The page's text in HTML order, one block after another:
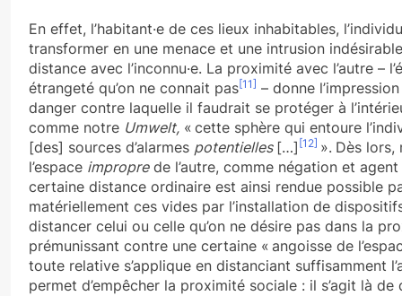
En effet, l’habitant·e de ces lieux inhabitables,
transformer en une menace et une intrusion
distance avec l’inconnu·e. La proximité avec l’autre –
étrangeté qu’on ne connait pas[11] – donne
danger contre laquelle il faudrait se protéger à
comme notre Umwelt, « cette sphère qui entoure
[des] sources d’alarmes potentielles […] [12] ». Dès lors,
l’espace improprede l’autre, comme négation et
certaine distance ordinaire est ainsi rendue possible
matériellement ces vides par l’installation de
distancer celui ou celle qu’on ne désire pas dans la
prémunissant contre une certaine « angoisse de
toute relative s’applique en distanciant suffisamment
permet d’empêcher la proximité sociale : il s’agit là